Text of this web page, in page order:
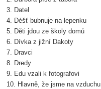
3. Datel
4. Déšť bubnuje na lepenku
5. Děti jdou ze školy domů
6. Dívka z jižní Dakoty
7. Dravci
8. Dredy
9. Edu vzali k fotografovi
10. Hlavně, že jsme na vzduchu